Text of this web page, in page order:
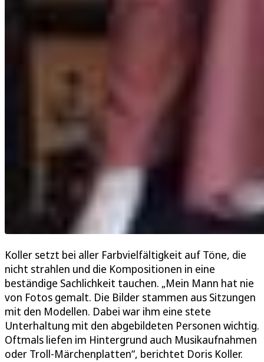
Koller setzt bei aller Farbvielfältigkeit auf Töne, die
nicht strahlen und die Kompositionen in eine
beständige Sachlichkeit tauchen. „Mein Mann hat nie
von Fotos gemalt. Die Bilder stammen aus Sitzungen
mit den Modellen. Dabei war ihm eine stete
Unterhaltung mit den abgebildeten Personen wichtig.
Oftmals liefen im Hintergrund auch Musikaufnahmen
oder Troll-Märchenplatten“, berichtet Doris Koller.